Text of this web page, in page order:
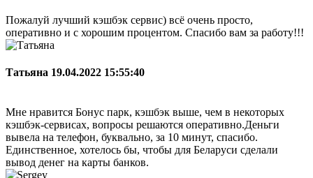
Пожалуй лучший кэшбэк сервис) всё очень просто,
оперативно и с хорошим процентом. Спасибо вам за работу!!!
Татьяна 19.04.2022 15:55:40
Мне нравится Бонус парк, кэшбэк выше, чем в некоторых
кэшбэк-сервисах, вопросы решаются оперативно.Деньги
вывела на телефон, буквально, за 10 минут, спасибо.
Единственное, хотелось бы, чтобы для Беларуси сделали
вывод денег на карты банков.